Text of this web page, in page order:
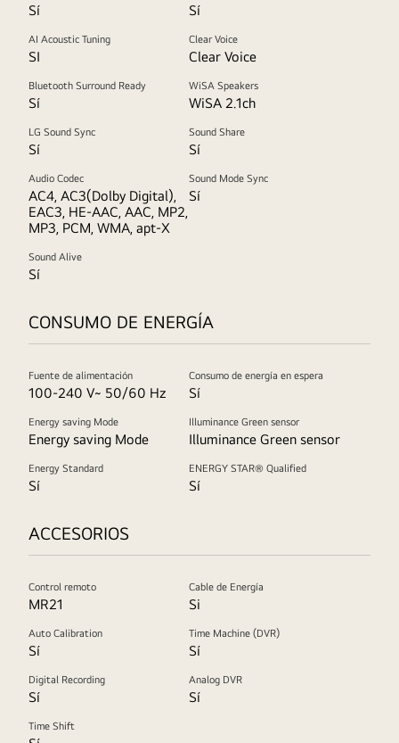
Sí Sí
AI Acoustic Tuning
SI
Clear Voice
Clear Voice
Bluetooth Surround Ready
Sí
WiSA Speakers
WiSA 2.1ch
LG Sound Sync
Sí
Sound Share
Sí
Audio Codec
AC4, AC3(Dolby Digital),
EAC3, HE-AAC, AAC, MP2,
MP3, PCM, WMA, apt-X
Sound Mode Sync
Sí
Sound Alive
Sí
CONSUMO DE ENERGÍA
Fuente de alimentación
100-240 V~ 50/60 Hz
Consumo de energía en espera
Sí
Energy saving Mode
Energy saving Mode
Illuminance Green sensor
Illuminance Green sensor
Energy Standard
Sí
ENERGY STAR® Qualified
Sí
ACCESORIOS
Control remoto
MR21
Cable de Energía
Si
Auto Calibration
Sí
Time Machine (DVR)
Sí
Digital Recording
Sí
Analog DVR
Sí
Time Shift